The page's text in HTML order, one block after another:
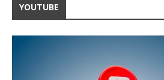
YOUTUBE